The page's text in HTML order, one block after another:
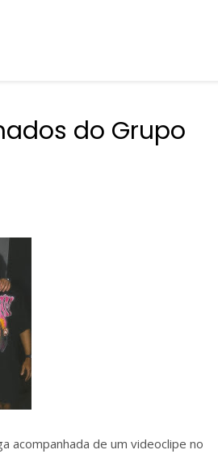
do Grupo
acompanhada de um videoclipe no